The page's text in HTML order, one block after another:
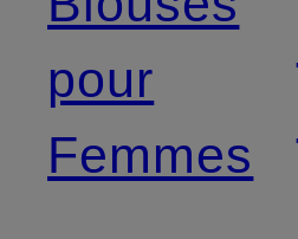
pour
Femmes